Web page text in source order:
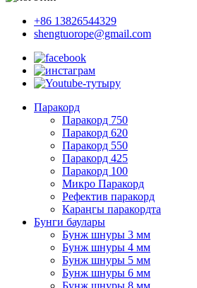
+86 13826544329
shengtuorope@gmail.com
Паракорд
Паракорд 750
Паракорд 620
Паракорд 550
Паракорд 425
Паракорд 100
Микро Паракорд
Рефектив паракорд
Караңгы паракордта
Бунги баулары
Бунж шнуры 3 мм
Бунж шнуры 4 мм
Бунж шнуры 5 мм
Бунж шнуры 6 мм
Бунж шнуры 8 мм